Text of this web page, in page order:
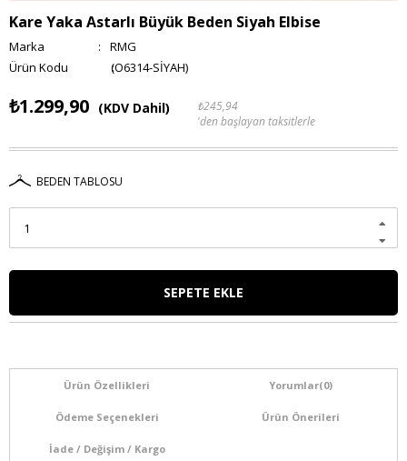
Kare Yaka Astarlı Büyük Beden Siyah Elbise
Marka :
RMG
(O6314-SİYAH)
₺1.299,90 (KDV Dahil)
₺245,94
'den başlayan taksitlerle
BEDEN TABLOSU
Ürün Özellikleri Yorumlar(0)
Ödeme Seçenekleri Ürün Önerileri
İade / Değişim / Kargo